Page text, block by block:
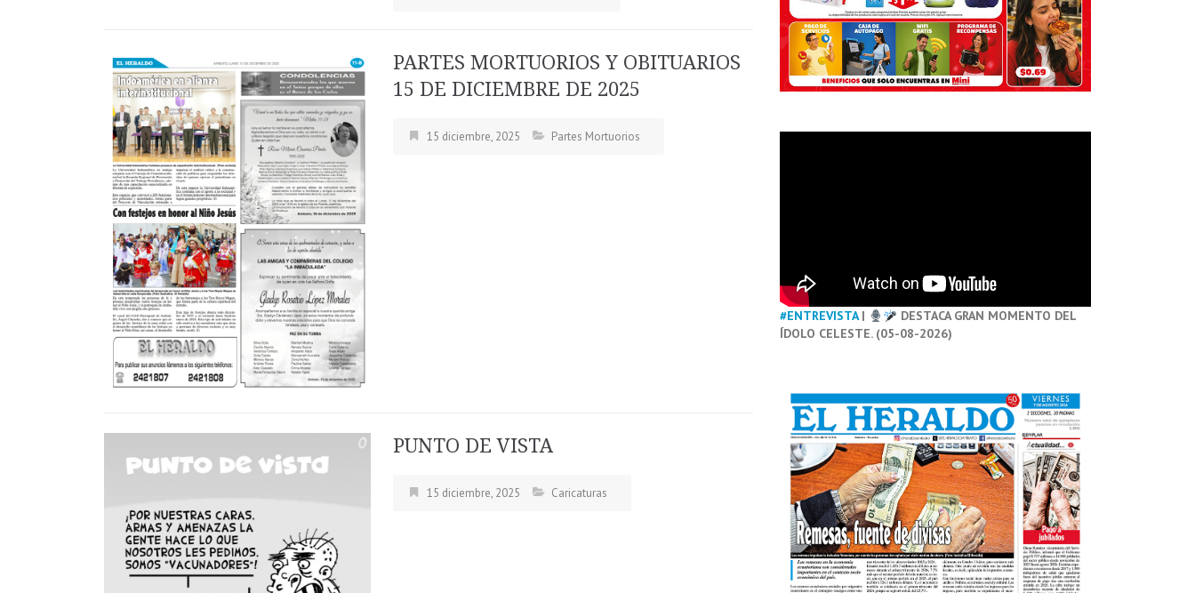
PARTES MORTUORIOS Y OBITUARIOS
15 DE DICIEMBRE DE 2025
15 diciembre, 2025 Partes Mortuorios
PUNTO DE VISTA
15 diciembre, 2025 Caricaturas
#ENTREVISTA|
DESTACA GRAN MOMENTO DEL
ÍDOLO CELESTE. (05-08-2026)